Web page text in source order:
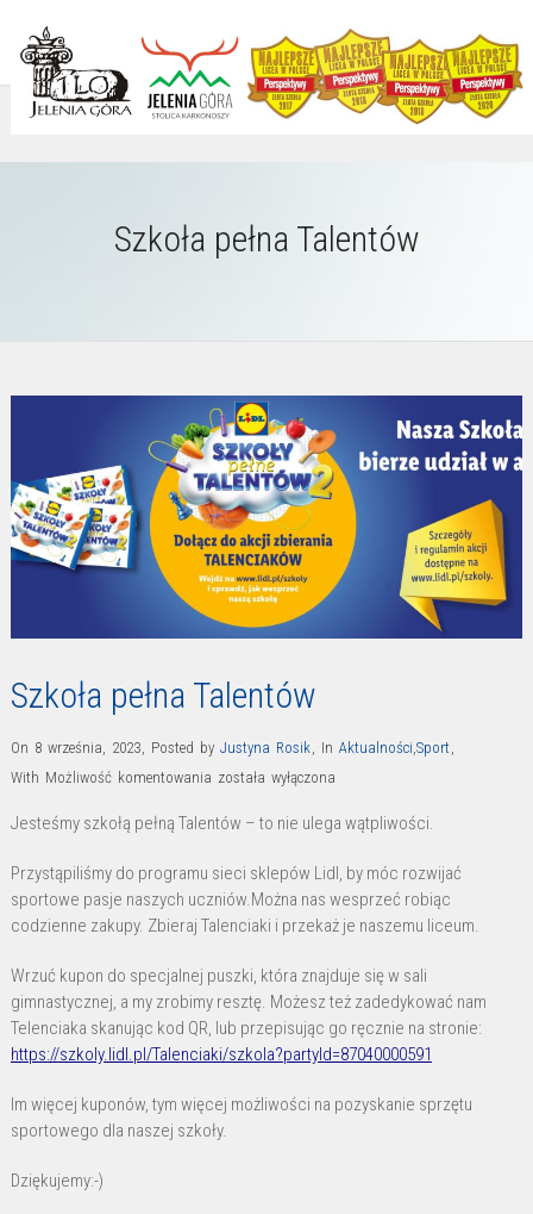
Szkoła pełna Talentów
Szkoła pełna Talentów
On 8 września, 2023 Posted by Justyna Rosik In Aktualności Sport
With Możliwość komentowania Szkoła
została wyłączona
Jesteśmy szkołą pełną Talentów – to nie ulega wątpliwości.
Przystąpiliśmy do programu sieci sklepów Lidl, by móc rozwijać
sportowe pasje naszych uczniów.Można nas wesprzeć robiąc
codzienne zakupy. Zbieraj Talenciaki i przekaż je naszemu liceum.
Wrzuć kupon do specjalnej puszki, która znajduje się w sali
gimnastycznej, a my zrobimy resztę. Możesz też zadedykować nam
Telenciaka skanując kod QR, lub przepisując go ręcznie na stronie:
https://szkoly.lidl.pl/Talenciaki/szkola?partyId=87040000591
Im więcej kuponów, tym więcej możliwości na pozyskanie sprzętu
sportowego dla naszej szkoły.
Dziękujemy:-)